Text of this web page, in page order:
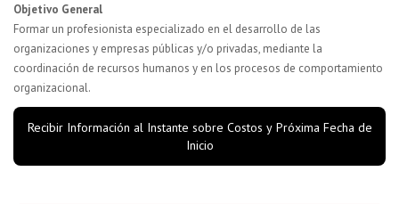
Objetivo General
Formar un profesionista especializado en el desarrollo de las
organizaciones y empresas públicas y/o privadas, mediante la
coordinación de recursos humanos y en los procesos de comportamiento
organizacional.
Recibir Información al Instante sobre Costos y Próxima Fecha de
Inicio